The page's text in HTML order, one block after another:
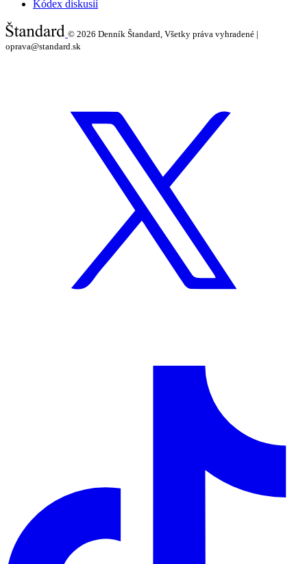
Kódex diskusií
© 2026 Denník Štandard, Všetky práva vyhradené |
oprava@standard.sk